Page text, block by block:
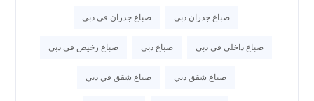
صباغ جدران دبي صباغ جدران في دبي
صباغ داخلي في دبي صباغ دبي صباغ رخيص في دبي
صباغ شقق دبي صباغ شقق في دبي